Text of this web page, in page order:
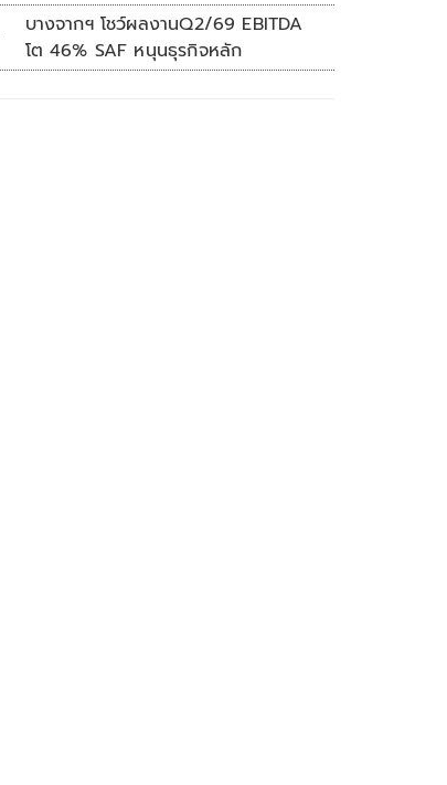
บางจากฯ โชว์ผลงานQ2/69 EBITDA
โต 46% SAF หนุนธุรกิจหลัก